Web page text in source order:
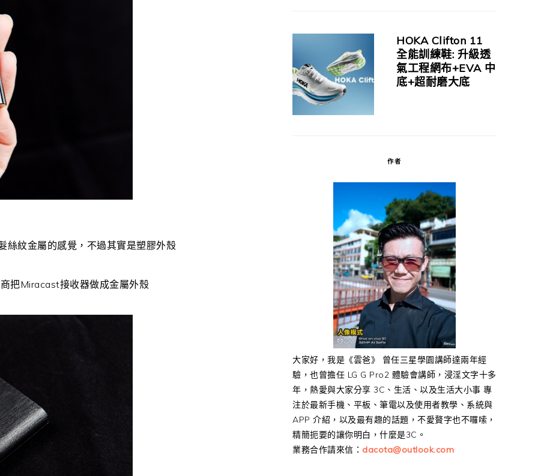
紋金屬的感覺，不過其實是塑膠外殼
把Miracast接收器做成金屬外殼
HOKA Clifton 11
全能訓練鞋: 升級透
氣工程網布+EVA 中
底+超耐磨大底
作者
大家好，我是《雲爸》 曾任三星學園講師達兩年經
驗，也曾擔任 LG G Pro2 體驗會講師，浸淫文字十多
年，熱愛與大家分享 3C、生活、以及生活大小事 專
注於最新手機、平板、筆電以及使用者教學、系統與
APP 介紹，以及最有趣的話題，不愛贅字也不囉嗦，
精簡扼要的讓你明白，什麼是3C。
業務合作請來信： dacota@outlook.com